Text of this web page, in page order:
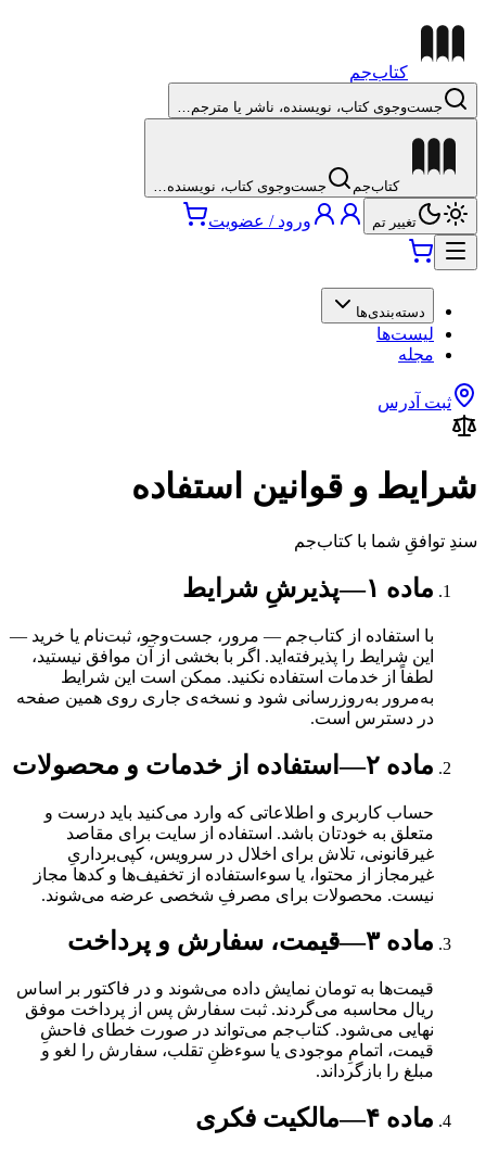
کتاب‌جم
جست‌وجوی کتاب، نویسنده، ناشر یا مترجم…
کتاب‌جم جست‌وجوی کتاب، نویسنده…
تغییر تم ورود / عضویت
دسته‌بندی‌ها
لیست‌ها
مجله
ثبت آدرس
شرایط و قوانین استفاده
سندِ توافقِ شما با کتاب‌جم
ماده ۱—پذیرشِ شرایط
با استفاده از کتاب‌جم — مرور، جست‌وجو، ثبت‌نام یا خرید —
این شرایط را پذیرفته‌اید. اگر با بخشی از آن موافق نیستید،
لطفاً از خدمات استفاده نکنید. ممکن است این شرایط
به‌مرور به‌روزرسانی شود و نسخه‌ی جاری روی همین صفحه
در دسترس است.
ماده ۲—استفاده از خدمات و محصولات
حساب کاربری و اطلاعاتی که وارد می‌کنید باید درست و
متعلق به خودتان باشد. استفاده از سایت برای مقاصد
غیرقانونی، تلاش برای اخلال در سرویس، کپی‌برداریِ
غیرمجاز از محتوا، یا سوءاستفاده از تخفیف‌ها و کدها مجاز
نیست. محصولات برای مصرفِ شخصی عرضه می‌شوند.
ماده۳—قیمت، سفارش و پرداخت
قیمت‌ها به تومان نمایش داده می‌شوند و در فاکتور بر اساس
ریال محاسبه می‌گردند. ثبت سفارش پس از پرداخت موفق
نهایی می‌شود. کتاب‌جم می‌تواند در صورت خطای فاحشِ
قیمت، اتمامِ موجودی یا سوءظنِ تقلب، سفارش را لغو و
مبلغ را بازگرداند.
ماده ۴—مالکیت فکری